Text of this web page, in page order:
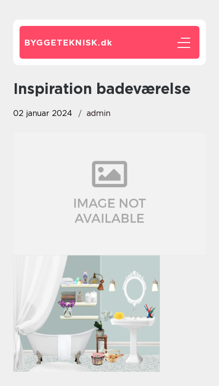
BYGGETEKNISK.dk
inspiration badeværelse
02 januar 2024 admin